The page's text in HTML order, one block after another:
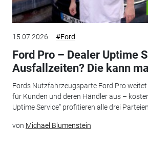
15.07.2026 #Ford
Ford Pro – Dealer Uptime
Ausfallzeiten? Die kann
Fords Nutzfahrzeugsparte Ford Pro
für Kunden und deren Händler aus –
Uptime Service“ profitieren alle drei Parteien.
von Michael Blumenstein